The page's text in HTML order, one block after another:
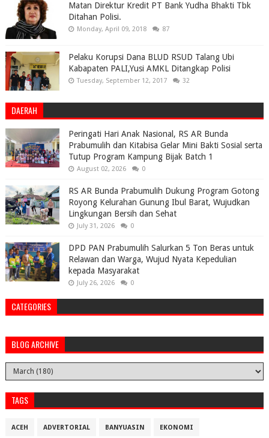
Matan Direktur Kredit PT Bank Yudha Bhakti Tbk
Ditahan Polisi.
Monday, April 09, 2018 87
Pelaku Korupsi Dana BLUD RSUD Talang Ubi
Kabapaten PALI,Yusi AMKL Ditangkap Polisi
Tuesday, September 12, 2017 32
DAERAH
Peringati Hari Anak Nasional, RS AR Bunda
Prabumulih dan Kitabisa Gelar Mini Bakti Sosial serta
Tutup Program Kampung Bijak Batch 1
August 02, 2026 0
RS AR Bunda Prabumulih Dukung Program Gotong
Royong Kelurahan Gunung Ibul Barat, Wujudkan
Lingkungan Bersih dan Sehat
July 31, 2026 0
DPD PAN Prabumulih Salurkan 5 Ton Beras untuk
Relawan dan Warga, Wujud Nyata Kepedulian
kepada Masyarakat
July 26, 2026 0
CATEGORIES
BLOG ARCHIVE
TAGS
ACEH ADVERTORIAL BANYUASIN EKONOMI